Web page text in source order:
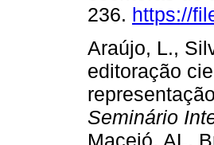
236. https://
Araújo, L.,
editoração
Seminário
Maceió, AL,